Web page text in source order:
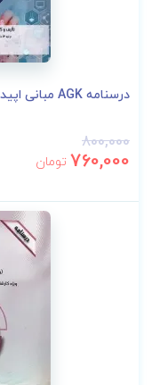
درسنامه AGK مبانی اپیدمیولوژی ویژه کارشناسی ارشد ا...
800,000
760,000 تومان